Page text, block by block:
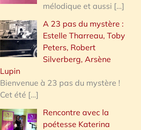
mélodique et aussi […]
A 23 pas du mystère :
Estelle Tharreau, Toby
Peters, Robert
Silverberg, Arsène
Lupin
Bienvenue à 23 pas du mystère !
Cet été […]
Rencontre avec la
poétesse Katerina